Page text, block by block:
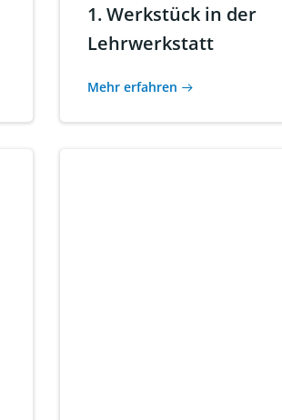
1. Werkstück in der
Lehrwerkstatt
Mehr erfahren